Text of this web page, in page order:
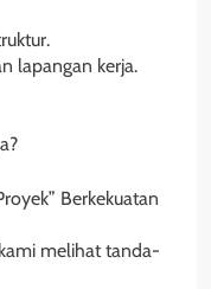
lapangan kerja.
Berkekuatan
melihat tanda-